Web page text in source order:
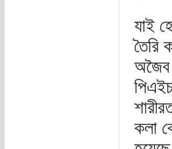
যাই
তৈরি
অজৈব
কলা